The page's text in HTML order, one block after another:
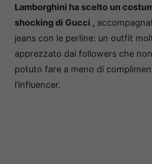
Lamborghini ha scelto un
shocking di Gucci ,
jeans con le perline: un outfit
apprezzato dai followers che
potuto fare a meno di
l’influencer.